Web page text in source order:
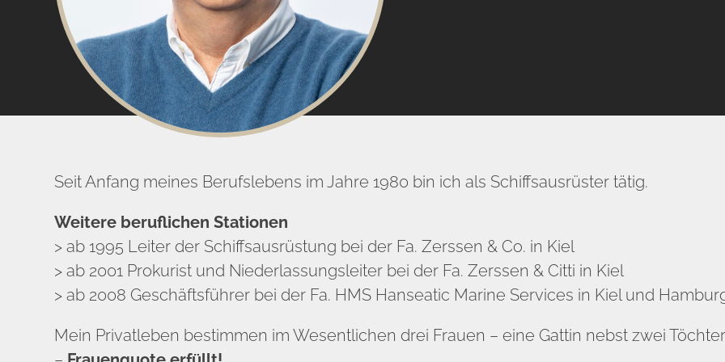
Seit Anfang meines Berufslebens im Jahre 1980 bin ich als Schiffsausrüster tätig.
Weitere beruflichen Stationen
> ab 1995 Leiter der Schiffsausrüstung bei der Fa. Zerssen & Co. in Kiel
> ab 2001 Prokurist und Niederlassungsleiter bei der Fa. Zerssen & Citti in Kiel
> ab 2008 Geschäftsführer bei der Fa. HMS Hanseatic Marine Services in Kiel und
Mein Privatleben bestimmen im Wesentlichen drei Frauen – eine Gattin nebst zwei